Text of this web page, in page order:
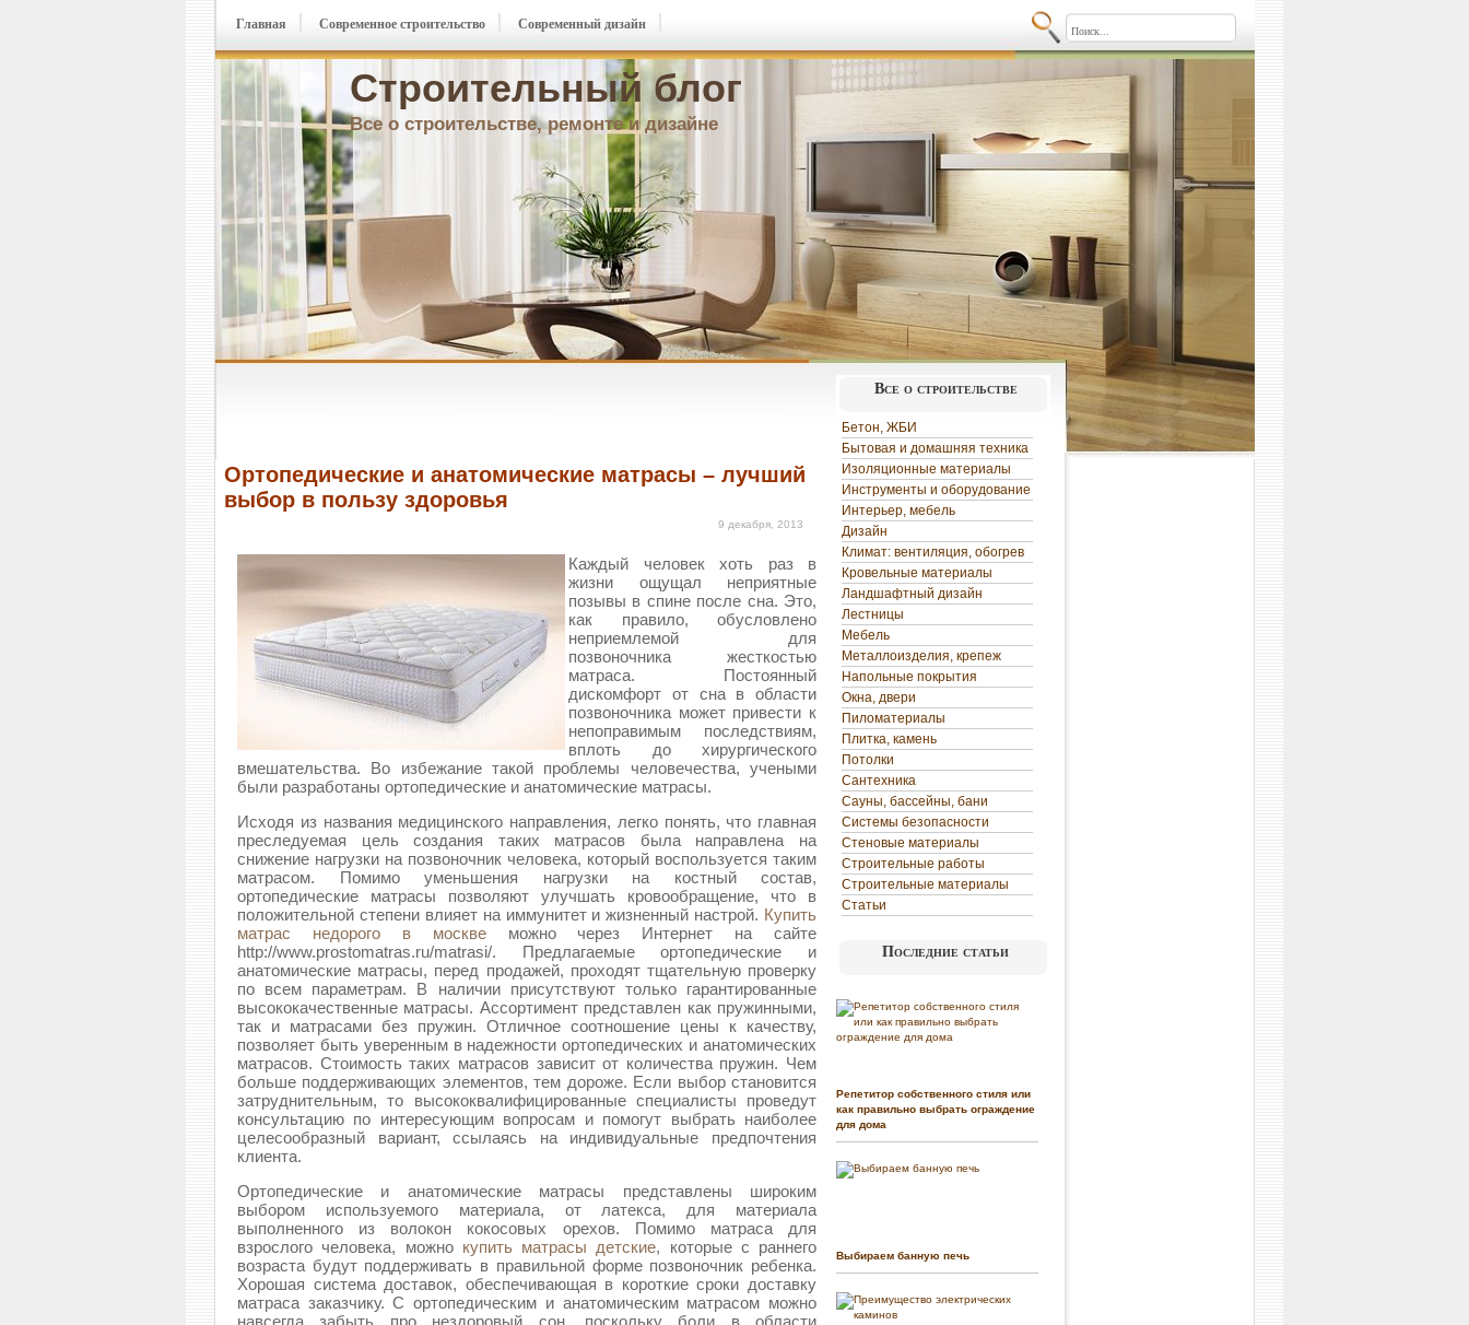
Строительный блог
Все о строительстве, ремонте и дизайне
Главная Современное строительство Современный дизайн
Ортопедические и анатомические матрасы – лучший
выбор в пользу здоровья
9 декабря, 2013
Каждый человек хоть раз в
жизни ощущал неприятные
позывы в спине после сна. Это,
как правило, обусловлено
неприемлемой для
позвоночника жесткостью
матраса. Постоянный
дискомфорт от сна в области
позвоночника может привести к
непоправимым последствиям,
вплоть до хирургического
вмешательства. Во избежание такой проблемы человечества, учеными
были разработаны ортопедические и анатомические матрасы.
Исходя из названия медицинского направления, легко понять, что главная
преследуемая цель создания таких матрасов была направлена на
снижение нагрузки на позвоночник человека, который воспользуется таким
матрасом. Помимо уменьшения нагрузки на костный состав,
ортопедические матрасы позволяют улучшать кровообращение, что в
положительной степени влияет на иммунитет и жизненный настрой. Купить
матрас недорого в москвеможно через Интернет на сайте
http://www.prostomatras.ru/matrasi/. Предлагаемые ортопедические и
анатомические матрасы, перед продажей, проходят тщательную проверку
по всем параметрам. В наличии присутствуют только гарантированные
высококачественные матрасы. Ассортимент представлен как пружинными,
так и матрасами без пружин. Отличное соотношение цены к качеству,
позволяет быть уверенным в надежности ортопедических и анатомических
матрасов. Стоимость таких матрасов зависит от количества пружин. Чем
больше поддерживающих элементов, тем дороже. Если выбор становится
затруднительным, то высококвалифицированные специалисты проведут
консультацию по интересующим вопросам и помогут выбрать наиболее
целесообразный вариант, ссылаясь на индивидуальные предпочтения
клиента.
Ортопедические и анатомические матрасы представлены широким
выбором используемого материала, от латекса, для материала
выполненного из волокон кокосовых орехов. Помимо матраса для
взрослого человека, можно купить матрасы детские, которые с раннего
возраста будут поддерживать в правильной форме позвоночник ребенка.
Хорошая система доставок, обеспечивающая в короткие сроки доставку
матраса заказчику. С ортопедическим и анатомическим матрасом можно
навсегда забыть про нездоровый сон, поскольку боли в области
Все о строительстве
Бетон, ЖБИ
Бытовая и домашняя техника
Изоляционные материалы
Инструменты и оборудование
Интерьер, мебель
Дизайн
Климат: вентиляция, обогрев
Кровельные материалы
Ландшафтный дизайн
Лестницы
Мебель
Металлоизделия, крепеж
Напольные покрытия
Окна, двери
Пиломатериалы
Плитка, камень
Потолки
Сантехника
Сауны, бассейны, бани
Системы безопасности
Стеновые материалы
Строительные работы
Строительные материалы
Статьи
Последние статьи
Репетитор собственного стиля или
как правильно выбрать ограждение
для дома
Выбираем банную печь